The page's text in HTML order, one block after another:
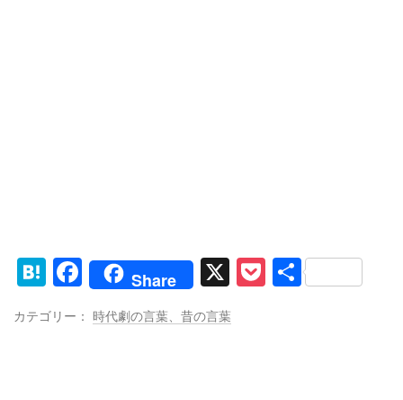
H
e
F
c
Share X
P 共
カテゴリー： 時代劇の言葉、昔の言葉